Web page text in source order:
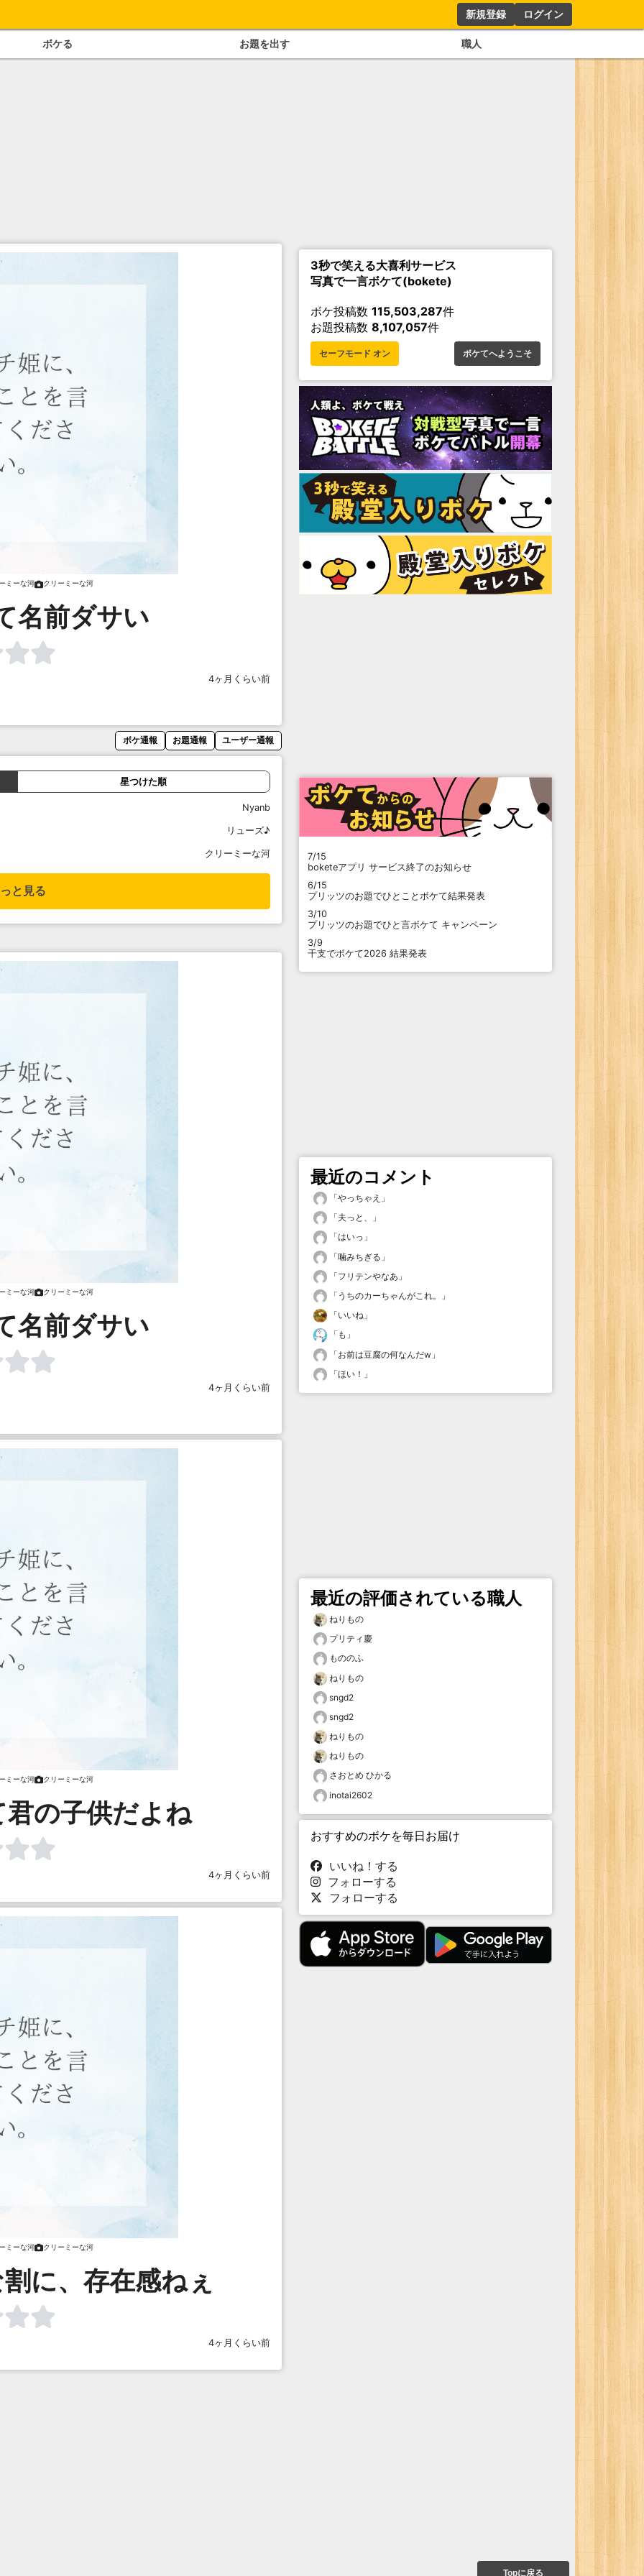
新規登録 ログイン
ボケる お題を出す 職人
ミーな河 クリーミーな河
名前ダサい
4ヶ月くらい前
ボケ通報 お題通報 ユーザー通報
星つけた順
Nyanb
リューズ♪
クリーミーな河
と見る
ミーな河 クリーミーな河
名前ダサい
4ヶ月くらい前
ミーな河 クリーミーな河
の子供だよね
4ヶ月くらい前
ミーな河 クリーミーな河
に、存在感ねぇ
4ヶ月くらい前
3秒で笑える大喜利サービス
写真で一言ボケて(bokete)
ボケ投稿数 115,503,287件
お題投稿数 8,107,057件
セーフモード オン ボケてへようこそ
7/15
boketeアプリ サービス終了のお知らせ
6/15
プリッツのお題でひとことボケて結果発表
3/10
プリッツのお題でひと言ボケて キャンペーン
3/9
干支でボケて2026 結果発表
最近のコメント
「やっちゃえ 」
「夫っと、
」
「はいっ 」
「噛みちぎる 」
「フリテンやなあ 」
「 うちのカーちゃんがこれ。
」
「いいね 」
「 も 」
「お前は豆腐の何なんだw 」
「ほい！ 」
最近の評価されている職人
ねりもの
プリティ慶
もののふ
ねりもの
sngd2
sngd2
ねりもの
ねりもの
さおとめ ひかる
inotai2602
おすすめのボケを毎日お届け
いいね！する
フォローする
フォローする
Topに戻る